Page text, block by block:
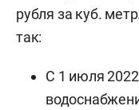
рубля за куб.
так:
С 1 июля